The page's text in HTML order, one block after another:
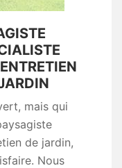
mais qui
de jardin,
Nous